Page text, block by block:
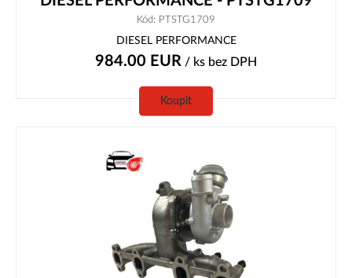
Kód: PTSTG1709
DIESEL PERFORMANCE
984.00 EUR / ks bez DPH
Koupit